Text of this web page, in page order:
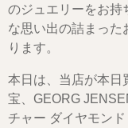
のジュエリーをお持
な思い出の詰まった
ります。
本日は、当店が本日
宝、GEORG
チャー ダイヤモン